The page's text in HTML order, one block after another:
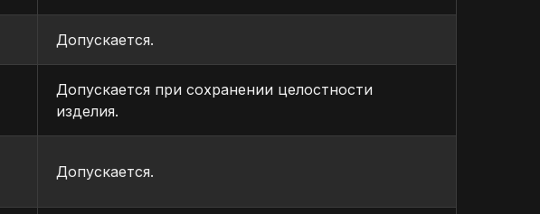
Допускается.
Допускается при сохранении целостности
изделия.
Допускается.